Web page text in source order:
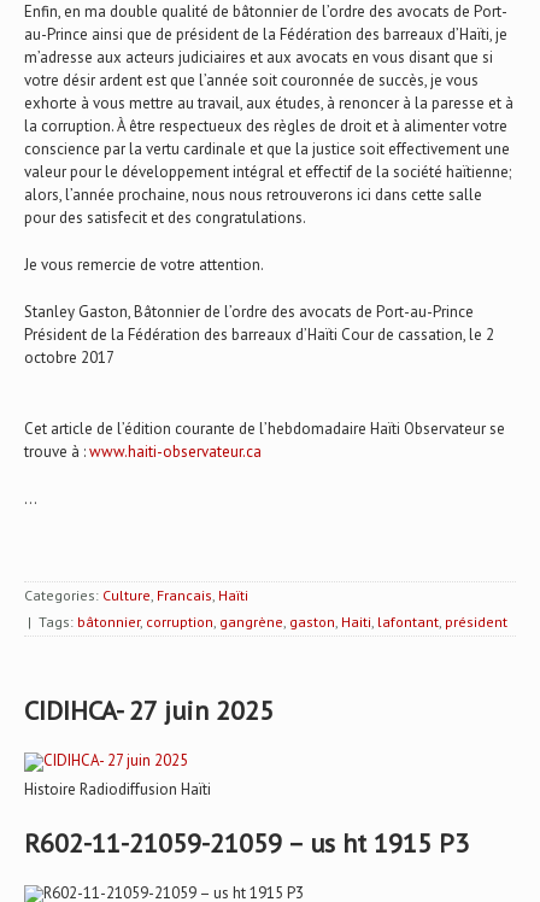
Enfin, en ma double qualité de bâtonnier de l’ordre des avocats de Port-
au-Prince ainsi que de président de la Fédération des barreaux d’Haïti, je
m’adresse aux acteurs judiciaires et aux avocats en vous disant que si
votre désir ardent est que l’année soit couronnée de succès, je vous
exhorte à vous mettre au travail, aux études, à renoncer à la paresse et à
la corruption. À être respectueux des règles de droit et à alimenter votre
conscience par la vertu cardinale et que la justice soit effectivement une
valeur pour le développement intégral et effectif de la société haïtienne;
alors, l’année prochaine, nous nous retrouverons ici dans cette salle
pour des satisfecit et des congratulations.
Je vous remercie de votre attention.
Stanley Gaston, Bâtonnier de l’ordre des avocats de Port-au-Prince
Président de la Fédération des barreaux d’Haïti Cour de cassation, le 2
octobre 2017
Cet article de l’édition courante de l’hebdomadaire Haïti Observateur se
trouve à :www.haiti-observateur.ca
…
Categories: Culture, Francais, Haïti
| Tags: bâtonnier, corruption, gangrène, gaston, Haiti, lafontant, président
CIDIHCA- 27 juin 2025
Histoire Radiodiffusion Haïti
R602-11-21059-21059 – us ht 1915 P3